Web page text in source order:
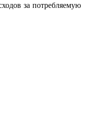
за потребляемую